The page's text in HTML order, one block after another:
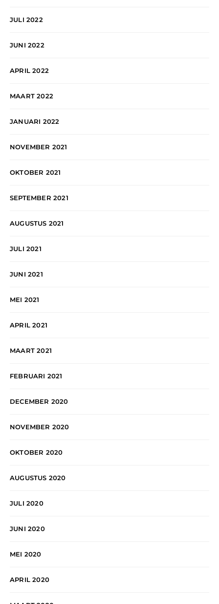
JULI 2022
JUNI 2022
APRIL 2022
MAART 2022
JANUARI 2022
NOVEMBER 2021
OKTOBER 2021
SEPTEMBER 2021
AUGUSTUS 2021
JULI 2021
JUNI 2021
MEI 2021
APRIL 2021
MAART 2021
FEBRUARI 2021
DECEMBER 2020
NOVEMBER 2020
OKTOBER 2020
AUGUSTUS 2020
JULI 2020
JUNI 2020
MEI 2020
APRIL 2020